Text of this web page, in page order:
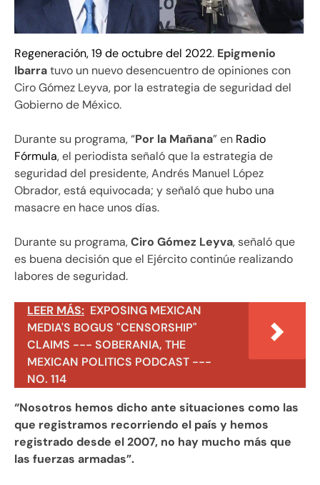
Regeneración, 19 de octubre del 2022. Epigmenio
Ibarratuvo un nuevo desencuentro de opiniones con
Ciro Gómez Leyva, por la estrategia de seguridad del
Gobierno de México.
Durante su programa, “Por la Mañana” en Radio
Fórmula, el periodista señaló que la estrategia de
seguridad del presidente, Andrés Manuel López
Obrador, está equivocada; y señaló que hubo una
masacre en hace unos días.
Durante su programa,Ciro Gómez Leyva, señaló que
es buena decisión que el Ejército continúe realizando
labores de seguridad.
LEER MÁS: EXPOSING MEXICAN
MEDIA'S BOGUS "CENSORSHIP"
CLAIMS --- SOBERANIA, THE
MEXICAN POLITICS PODCAST ---
NO. 114
“Nosotros hemos dicho ante situaciones como las
que registramos recorriendo el país y hemos
registrado desde el 2007, no hay mucho más que
las fuerzas armadas”.